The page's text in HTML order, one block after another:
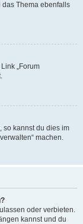
das Thema ebenfalls
„Forum
so kannst du dies im
machen.
oder verbieten.
kannst und du